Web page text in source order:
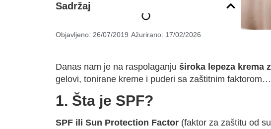
Sadržaj
Objavljeno: 26/07/2019 Ažurirano: 17/02/2026
Danas nam je na raspolaganju široka lepeza krema
gelovi, tonirane kreme i puderi sa zaštitnim
1. Šta je SPF?
SPF ili Sun Protection Factor (faktor za zaštitu od